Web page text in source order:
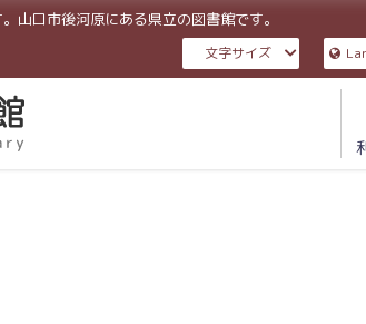
山口市後河原にある県立の図書館です。
文字サイズ